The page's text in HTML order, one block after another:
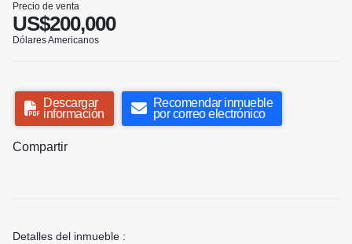
Precio de venta
US$200,000
Dólares Americanos
Descargar
información
Recomendar inmueble
por correo electrónico
Compartir
Detalles del inmueble :